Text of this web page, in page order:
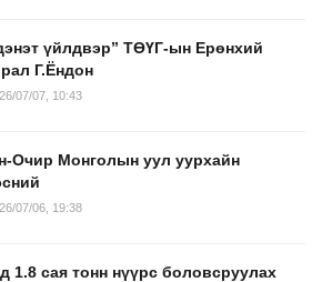
үйлдвэр” ТӨҮГ-ын Ерөнхий
Г.Ёндон
07/07, 10:43
Очир Монголын уул уурхайн
07/06, 19:38
1.8 сая тонн нүүрс боловсруулах